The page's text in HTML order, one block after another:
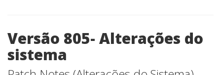
Versão 805- Alterações do
sistema